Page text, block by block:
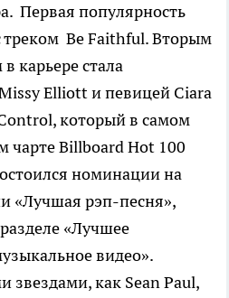
Первая популярность
треком Be Faithful. Вторым
карьере стала
Elliott и певицей Ciara
который в самом
Billboard Hot 100
номинации на
«Лучшая рэп-песня»,
«Лучшее
видео».
звездами, как Sean Paul,